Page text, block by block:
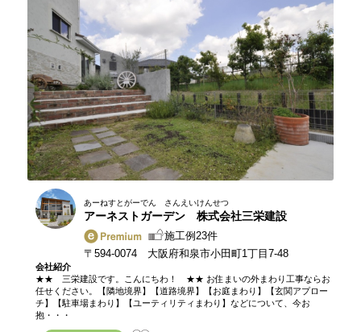
あーねすとがーでん さんえいけんせつ
アーネストガーデン 株式会社三栄建設
施工例23件
〒594-0074 大阪府和泉市小田町1丁目7-48
会社紹介
★★ 三栄建設です。こんにちわ！ ★★ お住まいの外まわり工事ならお
任せください。【隣地境界】【道路境界】【お庭まわり】【玄関アプロー
チ】【駐車場まわり】【ユーティリティまわり】などについて、今お
抱・・・